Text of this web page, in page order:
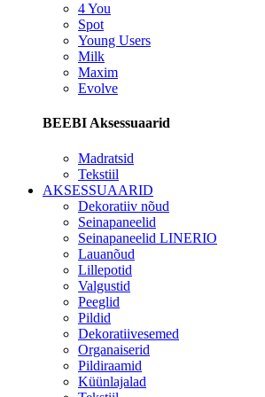
4 You
Spot
Young Users
Milk
Maxim
Evolve
BEEBI Aksessuaarid
Madratsid
Tekstiil
AKSESSUAARID
Dekoratiiv nõud
Seinapaneelid
Seinapaneelid LINERIO
Lauanõud
Lillepotid
Valgustid
Peeglid
Pildid
Dekoratiivesemed
Organaiserid
Pildiraamid
Küünlajalad